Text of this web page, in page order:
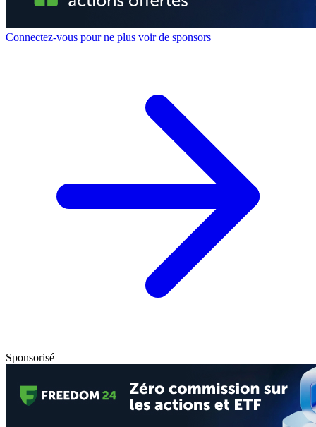
Connectez-vous pour ne plus voir de sponsors
Sponsorisé